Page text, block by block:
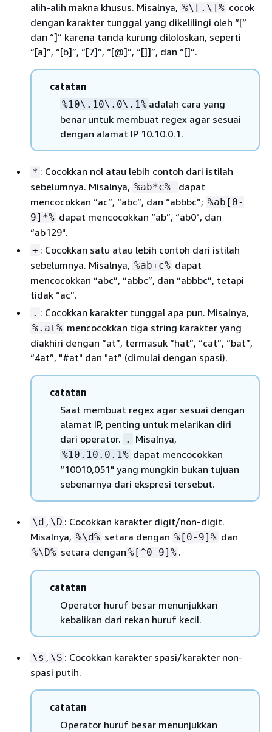
alih-alih makna khusus. Misalnya, %\[.\]% cocok
dengan karakter tunggal yang dikelilingi oleh “[”
dan “]” karena tanda kurung diloloskan, seperti
“[a]”, “[b]”, “[7]”, “[@]”, “[]]”, dan “[]”.
catatan
%10\.10\.0\.1% adalah cara yang
benar untuk membuat regex agar sesuai
dengan alamat IP 10.10.0.1.
* : Cocokkan nol atau lebih contoh dari istilah
sebelumnya. Misalnya, %ab*c%
dapat
mencocokkan “ac”, “abc”, dan “abbbc”; %ab[0-
9]*% dapat mencocokkan “ab”, “ab0", dan
“ab129".
+ : Cocokkan satu atau lebih contoh dari istilah
sebelumnya. Misalnya, %ab+c% dapat
mencocokkan “abc”, “abbc”, dan “abbbc”, tetapi
tidak “ac”.
. : Cocokkan karakter tunggal apa pun. Misalnya,
%.at% mencocokkan tiga string karakter yang
diakhiri dengan “at”, termasuk “hat”, “cat”, “bat”,
“4at”, "#at" dan "at” (dimulai dengan spasi).
catatan
Saat membuat regex agar sesuai dengan
alamat IP, penting untuk melarikan diri
dari operator. . Misalnya,
%10.10.0.1% dapat mencocokkan
“10010,051" yang mungkin bukan tujuan
sebenarnya dari ekspresi tersebut.
\d , \D : Cocokkan karakter digit/non-digit.
Misalnya, %\d% setara dengan %[0-9]% dan
%\D% setara dengan %[^0-9]% .
catatan
Operator huruf besar menunjukkan
kebalikan dari rekan huruf kecil.
\s , \S : Cocokkan karakter spasi/karakter non-
spasi putih.
catatan
Operator huruf besar menunjukkan